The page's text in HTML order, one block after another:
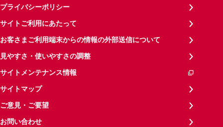
プライバシーポリシー
サイトご利用にあたって
お客さまご利用端末からの情報の外部送信について
見やすさ・使いやすさの調整
サイトメンテナンス情報
サイトマップ
ご意見・ご要望
お問い合わせ